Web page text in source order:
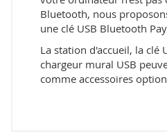
Bluetooth, nous
une clé USB Bluetooth
La station d'accueil, la clé
chargeur mural USB
comme accessoires